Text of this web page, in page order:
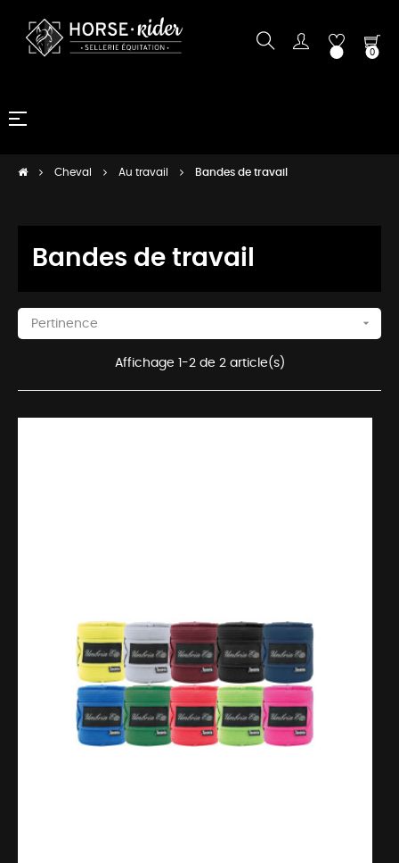
0
Basculer
☰
Cheval Au travail Bandes de travail
Bandes de travail
Pertinence 
Affichage 1-2 de 2 article(s)